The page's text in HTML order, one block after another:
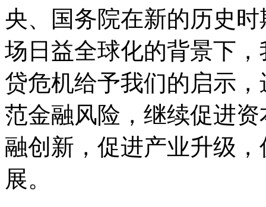
央、国务院在新的历史
场日益全球化的背景下
贷危机给予我们的启示
范金融风险，继续促进
融创新，促进产业升级
展。